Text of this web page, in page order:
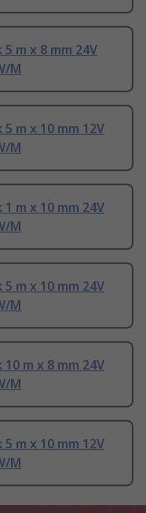
5 m x 8 mm 24V
M
5 m x 10 mm 12V
M
1 m x 10 mm 24V
M
5 m x 10 mm 24V
M
10 m x 8 mm 24V
M
5 m x 10 mm 12V
M